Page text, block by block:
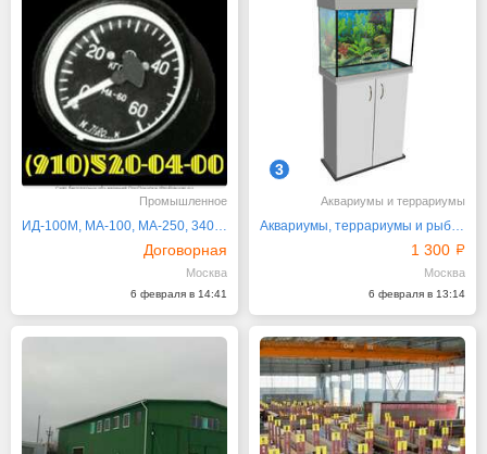
Промышленное
ИД-100М, МА-100, МА-250, 340.100А, МКПТ-9ФБ
Договорная
Москва
6 февраля в 14:41
3
Аквариумы и террариумы
Аквариумы, террариумы и рыбки в магазине Seaprice
1 300
Москва
6 февраля в 13:14